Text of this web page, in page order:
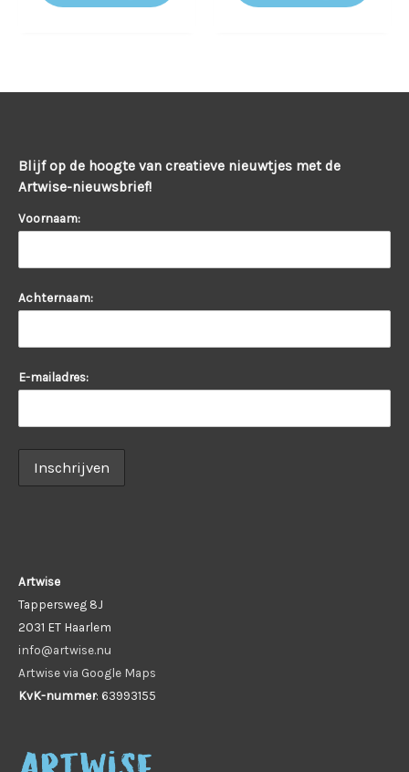
Blijf op de hoogte van creatieve nieuwtjes met de
Artwise-nieuwsbrief!
Voornaam:
Achternaam:
E-mailadres:
Artwise
Tappersweg 8J
2031 ET Haarlem
info@artwise.nu
Artwise via Google Maps
KvK-nummer: 63993155